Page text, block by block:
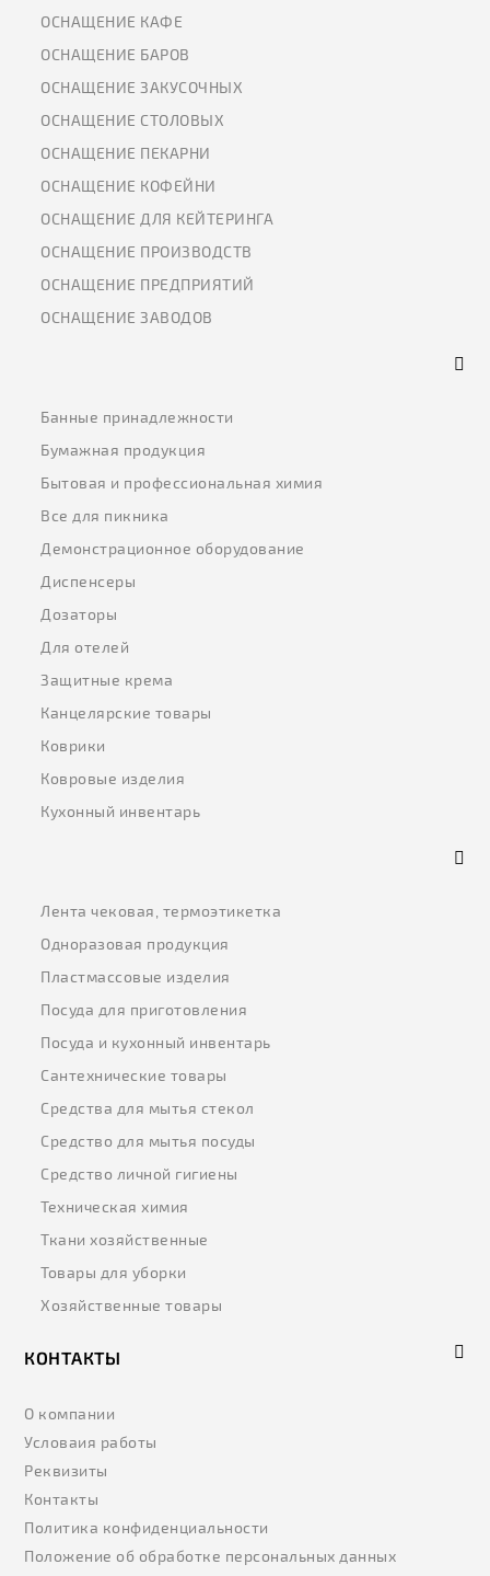
ОСНАЩЕНИЕ КАФЕ
ОСНАЩЕНИЕ БАРОВ
ОСНАЩЕНИЕ ЗАКУСОЧНЫХ
ОСНАЩЕНИЕ СТОЛОВЫХ
ОСНАЩЕНИЕ ПЕКАРНИ
ОСНАЩЕНИЕ КОФЕЙНИ
ОСНАЩЕНИЕ ДЛЯ КЕЙТЕРИНГА
ОСНАЩЕНИЕ ПРОИЗВОДСТВ
ОСНАЩЕНИЕ ПРЕДПРИЯТИЙ
ОСНАЩЕНИЕ ЗАВОДОВ
Банные принадлежности
Бумажная продукция
Бытовая и профессиональная химия
Все для пикника
Демонстрационное оборудование
Диспенсеры
Дозаторы
Для отелей
Защитные крема
Канцелярские товары
Коврики
Ковровые изделия
Кухонный инвентарь
Лента чековая, термоэтикетка
Одноразовая продукция
Пластмассовые изделия
Посуда для приготовления
Посуда и кухонный инвентарь
Сантехнические товары
Средства для мытья стекол
Средство для мытья посуды
Средство личной гигиены
Техническая химия
Ткани хозяйственные
Товары для уборки
Хозяйственные товары
КОНТАКТЫ
О компании
Условаия работы
Реквизиты
Контакты
Политика конфиденциальности
Положение об обработке персональных данных